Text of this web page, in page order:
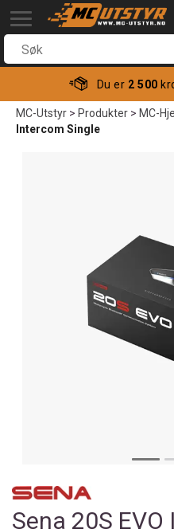
Du er 2 500
MC-Utstyr>Produkter>MC-
Intercom Single
Sena 20S